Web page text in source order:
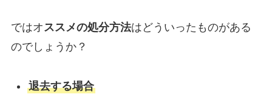
ではオ ススメの処分方法はどういったものがある
のでしょうか？
退去する場合